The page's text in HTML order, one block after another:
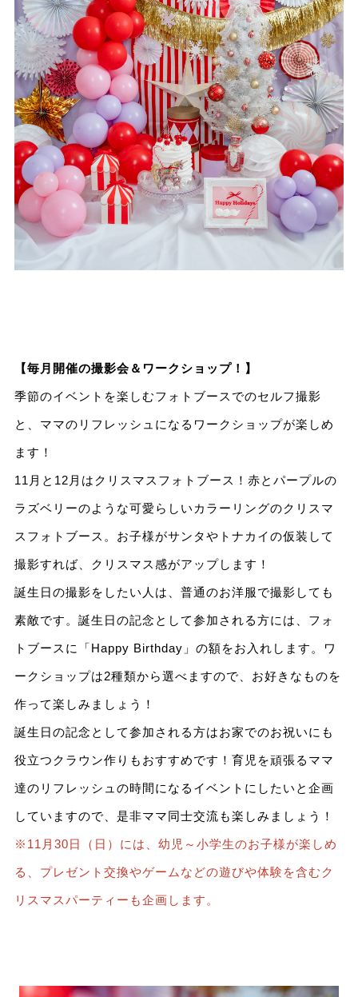
【毎月開催の撮影会＆ワークショップ！】
季節のイベントを楽しむフォトブースでのセルフ撮影
と、ママのリフレッシュになるワークショップが楽しめ
ます！
11月と12月はクリスマスフォトブース！赤とパープルの
ラズベリーのような可愛らしいカラーリングのクリスマ
スフォトブース。お子様がサンタやトナカイの仮装して
撮影すれば、クリスマス感がアップします！
誕生日の撮影をしたい人は、普通のお洋服で撮影しても
素敵です。誕生日の記念として参加される方には、フォ
トブースに「Happy Birthday」の額をお入れします。ワ
ークショップは2種類から選べますので、お好きなものを
作って楽しみましょう！
誕生日の記念として参加される方はお家でのお祝いにも
役立つクラウン作りもおすすめです！育児を頑張るママ
達のリフレッシュの時間になるイベントにしたいと企画
していますので、是非ママ同士交流も楽しみましょう！
※11月30日（日）には、幼児～小学生のお子様が楽しめ
る、プレゼント交換やゲームなどの遊びや体験を含むク
リスマスパーティーも企画します。